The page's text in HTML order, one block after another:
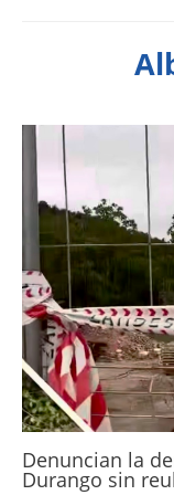
Denuncian la
Durango sin